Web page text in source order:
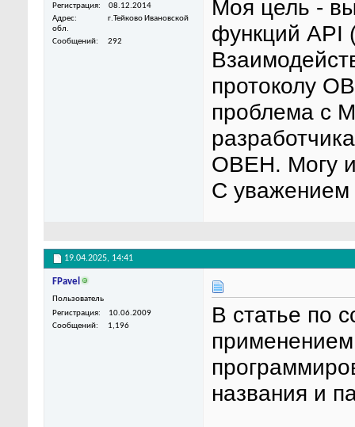
Регистрация
08.12.2014
Адрес
г.Тейково Ивановской
обл.
Сообщений
292
Моя цель -
функций API
протоколу
проблема с
ОВЕН. Могу
С уважением
19.04.2025, 14:41
FPavel
Пользователь
Регистрация
10.06.2009
Сообщений
1,196
В статье по
названия и